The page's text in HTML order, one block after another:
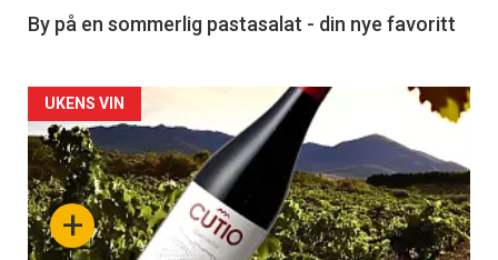
5
By på en sommerlig pastasalat - din nye favoritt
Forsiden
akkurat
nå
-
+
UKENS VIN